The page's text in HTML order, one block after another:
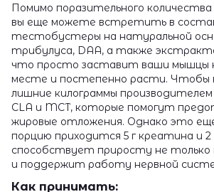
Помимо поразительного
вы еще можете встретить в
тестобустеры на натуральной
трибулуса, DAA, а также
что просто заставит ваши мышцы
месте и постепенно расти. Чтобы
лишние килограммы
CLA и MСT, которые помогут
жировые отложения. Однако это
порцию приходится 5 г креатина и
способствует приросту не только
и поддержит работу нервной
Как принимать: